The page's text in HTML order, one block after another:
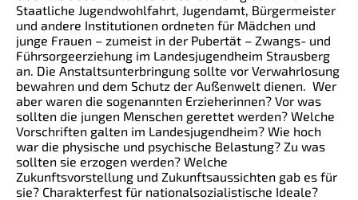
Staatliche Jugendwohlfahrt, Jugendamt, Bürgermeister
und andere Institutionen ordneten für Mädchen und
junge Frauen – zumeist in der Pubertät – Zwangs- und
Führsorgeerziehung im Landesjugendheim Strausberg
an. Die Anstaltsunterbringung sollte vor Verwahrlosung
bewahren und dem Schutz der Außenwelt dienen. Wer
aber waren die sogenannten Erzieherinnen? Vor was
sollten die jungen Menschen gerettet werden? Welche
Vorschriften galten im Landesjugendheim? Wie hoch
war die physische und psychische Belastung? Zu was
sollten sie erzogen werden? Welche
Zukunftsvorstellung und Zukunftsaussichten gab es für
sie? Charakterfest für nationalsozialistische Ideale?